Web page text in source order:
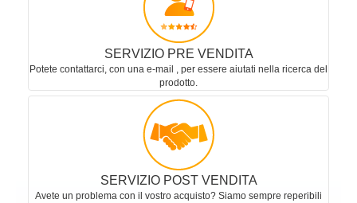
SERVIZIO PRE VENDITA
Potete contattarci, con una e-mail , per essere aiutati nella ricerca del
prodotto.
SERVIZIO POST VENDITA
Avete un problema con il vostro acquisto? Siamo sempre reperibili